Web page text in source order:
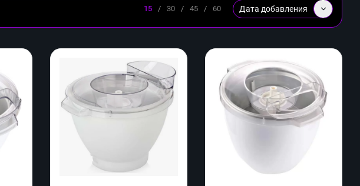
15 / 30 / 45 / 60 Дата добавления